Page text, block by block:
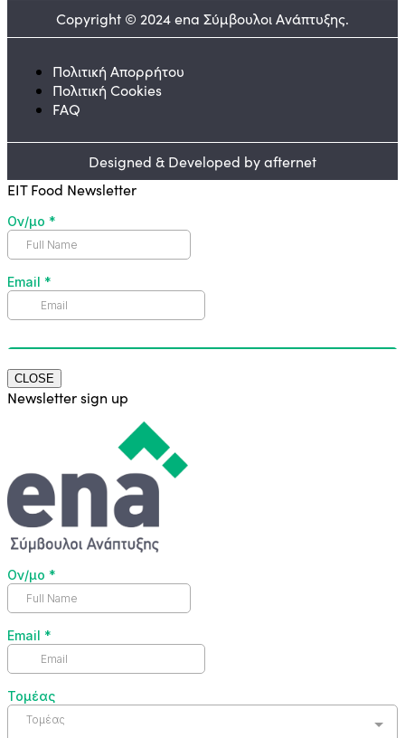
Copyright © 2024 ena Σύμβουλοι Ανάπτυξης.
Πολιτική Απορρήτου
Πολιτική Cookies
FAQ
Designed & Developed by afternet
EIT Food Newsletter
CLOSE
Newsletter sign up